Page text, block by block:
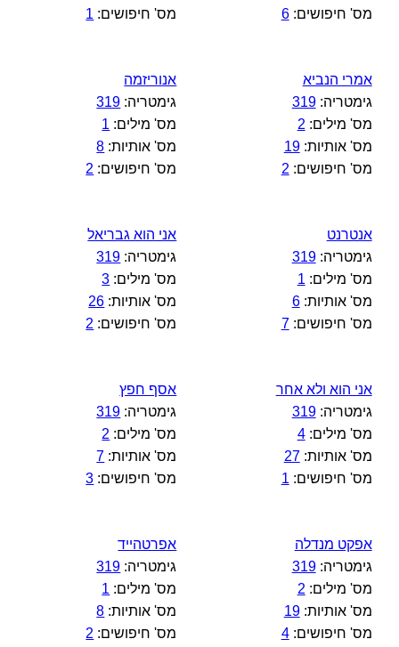
מס' חיפושים:6
מס' חיפושים: 1
אמרי הנביא
גימטריה:319
מס' מילים: 2
מס' אותיות:19
מס' חיפושים: 2
אנוריזמה
גימטריה: 319
מס' מילים: 1
מס' אותיות: 8
מס' חיפושים: 2
אנטרנט
גימטריה:319
מס' מילים: 1
מס' אותיות:6
מס' חיפושים:7
אני הוא גבריאל
גימטריה: 319
מס' מילים: 3
מס' אותיות: 26
מס' חיפושים: 2
אני הוא ולא אחר
גימטריה:319
מס' מילים:4
מס' אותיות:27
מס' חיפושים: 1
אסף חפץ
גימטריה: 319
מס' מילים: 2
מס' אותיות: 7
מס' חיפושים: 3
אפקט מנדלה
גימטריה:319
מס' מילים: 2
מס' אותיות:19
מס' חיפושים:4
אפרטהייד
גימטריה: 319
מס' מילים: 1
מס' אותיות: 8
מס' חיפושים: 2